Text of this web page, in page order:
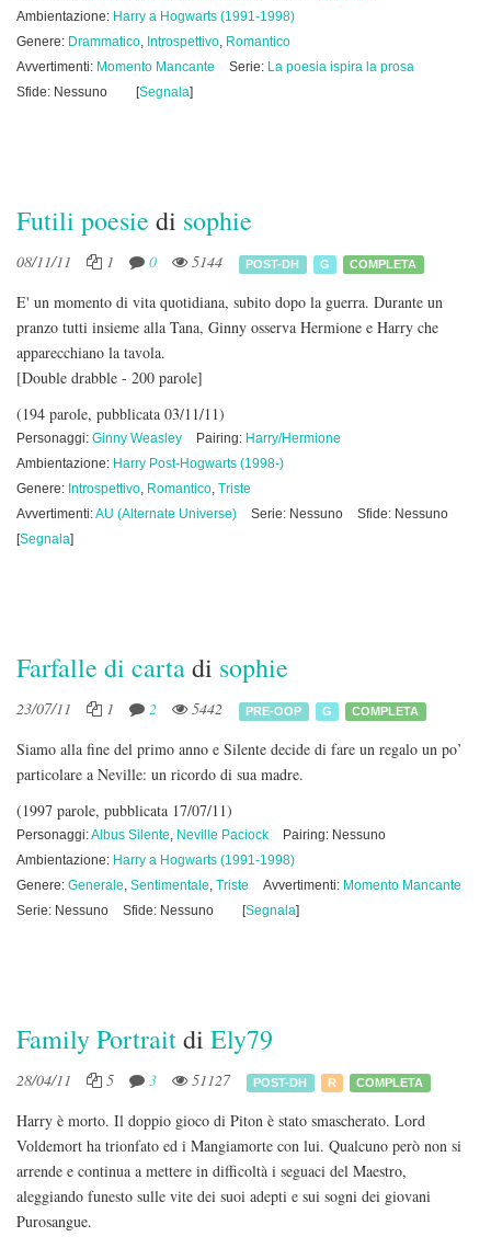
Ambientazione: Harry a Hogwarts (1991-1998)
Genere: Drammatico, Introspettivo, Romantico
Avvertimenti: Momento Mancante Serie: La poesia ispira la prosa
Sfide: Nessuno
[Segnala]
Futili poesie di sophie
08/11/11 1 0 5144 POST-DH G COMPLETA
E' un momento di vita quotidiana, subito dopo la guerra. Durante un
pranzo tutti insieme alla Tana, Ginny osserva Hermione e Harry che
apparecchiano la tavola.
[Double drabble - 200 parole]
(194 parole, pubblicata 03/11/11)
Personaggi: Ginny Weasley Pairing: Harry/Hermione
Ambientazione: Harry Post-Hogwarts (1998-)
Genere: Introspettivo, Romantico, Triste
Avvertimenti:AU (Alternate Universe) Serie: Nessuno
Sfide: Nessuno
[Segnala]
Farfalle di cartadi sophie
23/07/11 1 2 5442 PRE-OOP G COMPLETA
Siamo alla fine del primo anno e Silente decide di fare un regalo un po’
particolare a Neville: un ricordo di sua madre.
(1997 parole, pubblicata 17/07/11)
Personaggi:Albus Silente, Neville Paciock
Pairing: Nessuno
Ambientazione: Harry a Hogwarts (1991-1998)
Genere: Generale, Sentimentale, Triste Avvertimenti: Momento Mancante
Serie: Nessuno
Sfide: Nessuno [Segnala]
Family Portraitdi Ely79
28/04/11 5 3 51127 POST-DH R COMPLETA
Harry è morto. Il doppio gioco di Piton è stato smascherato. Lord
Voldemort ha trionfato ed i Mangiamorte con lui. Qualcuno però non si
arrende e continua a mettere in difficoltà i seguaci del Maestro,
aleggiando funesto sulle vite dei suoi adepti e sui sogni dei giovani
Purosangue.